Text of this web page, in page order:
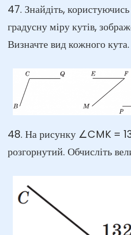
47. Знайдіть,
градусну міру кутів,
Визначте вид кожного кута.
48. На рисунку ∠CMK =
розгорнутий. Обчисліть